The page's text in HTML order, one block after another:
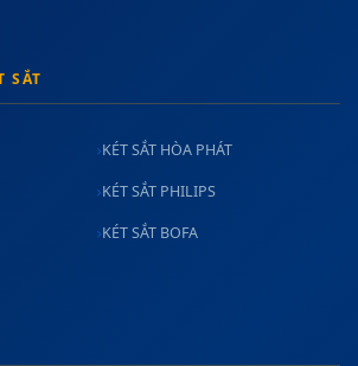
SẮT
KÉT SẮT HÒA PHÁT
KÉT SẮT PHILIPS
KÉT SẮT BOFA